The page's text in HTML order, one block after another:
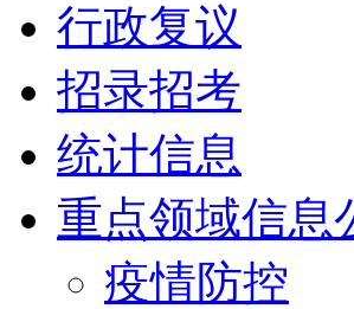
行政复议
招录招考
统计信息
重点领域信息
疫情防控